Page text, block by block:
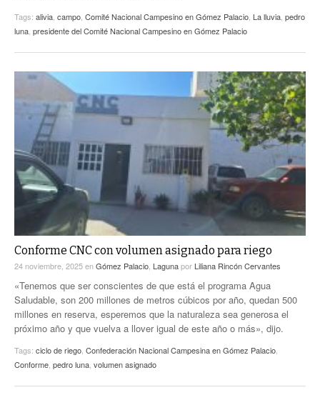
Tags: alivia campo Comité Nacional Campesino en Gómez Palacio La lluvia pedro
luna presidente del Comité Nacional Campesino en Gómez Palacio
Conforme CNC con volumen asignado para riego
24 noviembre, 2025enGómez Palacio, Lagunapor Liliana Rincón Cervantes
«Tenemos que ser conscientes de que está el programa Agua
Saludable, son 200 millones de metros cúbicos por año, quedan 500
millones en reserva, esperemos que la naturaleza sea generosa el
próximo año y que vuelva a llover igual de este año o más», dijo.
Tags: ciclo de riego, Confederación Nacional Campesina en Gómez Palacio,
Conforme, pedro luna, volumen asignado